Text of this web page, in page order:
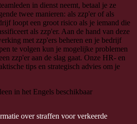
in dienst neemt, betaal je ze
twee manieren: als zzp'er of als
loopt een groot risico als je iemand die
als zzp'er. Aan de hand van deze
met zzp'ers beheren en je bedrijf
te volgen kun je mogelijke problemen
zzp'er aan de slag gaat. Onze HR- en
tips en strategisch advies om je
in het Engels beschikbaar
over straffen voor verkeerde